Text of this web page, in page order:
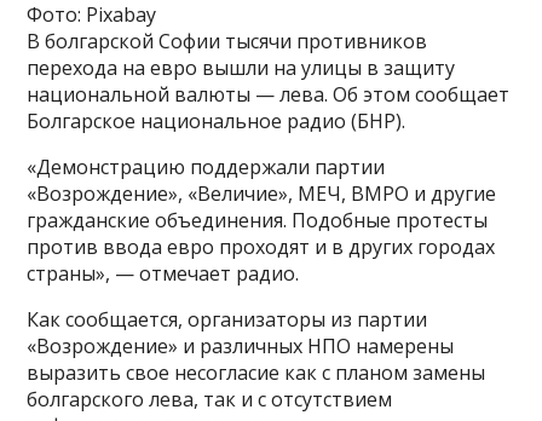
Фото: Pixabay
В болгарской Софии тысячи противников
перехода на евро вышли на улицы в защиту
национальной валюты — лева. Об этом сообщает
Болгарское национальное радио (БНР).
«Демонстрацию поддержали партии
«Возрождение», «Величие», МЕЧ, ВМРО и другие
гражданские объединения. Подобные протесты
против ввода евро проходят и в других городах
страны», — отмечает радио.
Как сообщается, организаторы из партии
«Возрождение» и различных НПО намерены
выразить свое несогласие как с планом замены
болгарского лева, так и с отсутствием